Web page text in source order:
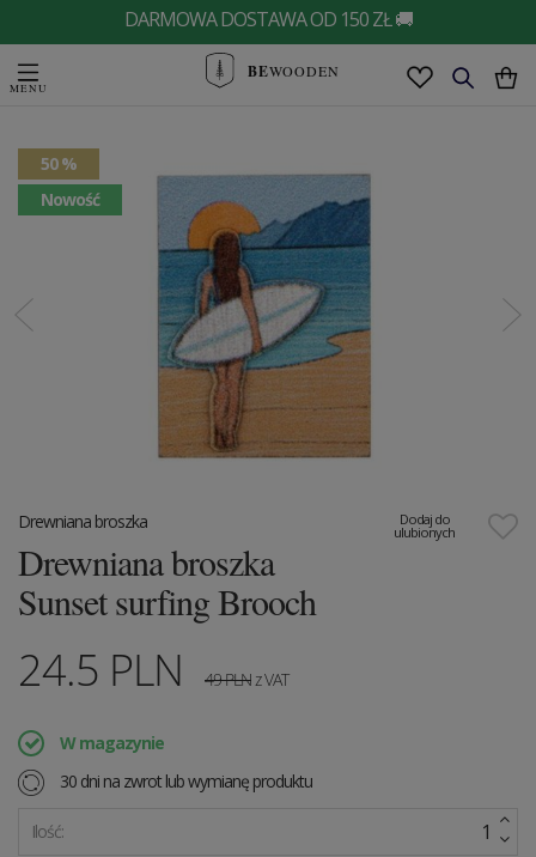
DARMOWA DOSTAWA OD 150 ZŁ 🚚
BEWOODEN
50 %
Nowość
Dodaj do
ulubionych
Drewniana broszka
Drewniana broszka
Sunset surfing Brooch
24.5 PLN 49PLNz VAT
W magazynie
30 dni na zwrot lub wymianę produktu
Ilość: